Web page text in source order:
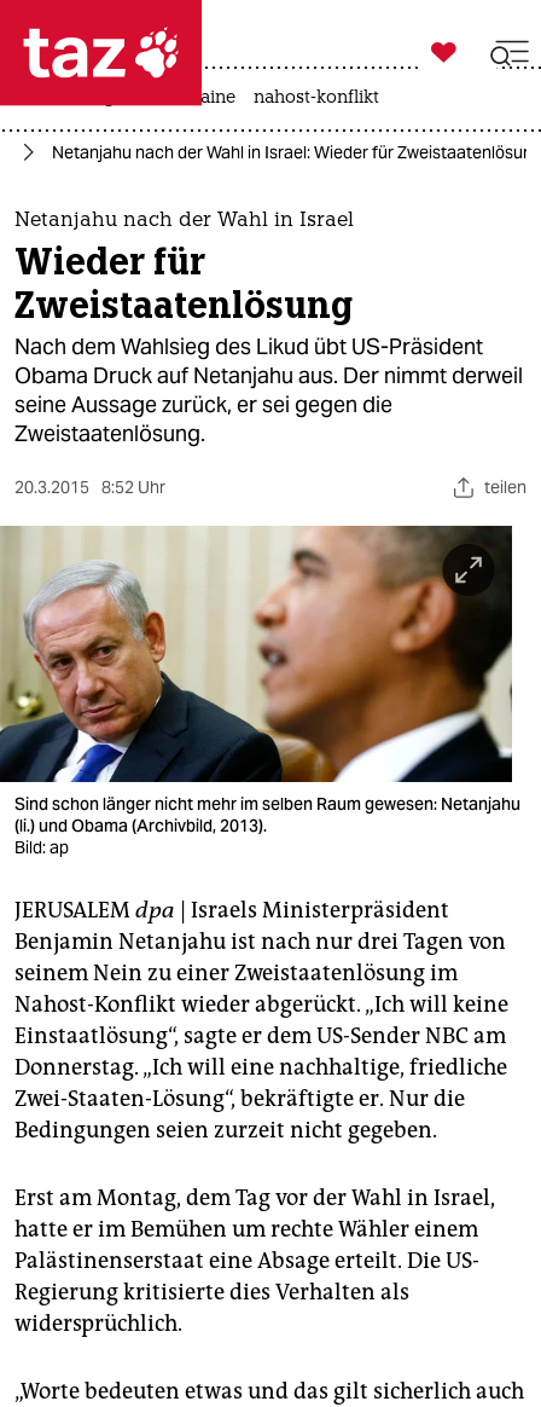
 taz zahl ich
taz zahl ich
themen
politik
öko
gesellschaft
kultur
sport
nord
wahrheit
verlag
verlag
veranstaltungen
shop
fragen & hilfe
unterstützen
abo
genossenschaft
epaper login

taz zahl ich
krieg in der ukraine nahost-konflikt
Netanjahu nach der Wahl in Israel: Wieder für Zweistaatenlösung
Netanjahu nach der Wahl in Israel
Wieder für
Zweistaatenlösung
Nach dem Wahlsieg des Likud übt US-Präsident
Obama Druck auf Netanjahu aus. Der nimmt derweil
seine Aussage zurück, er sei gegen die
Zweistaatenlösung.
20.3.2015 8:52 Uhr teilen
Sind schon länger nicht mehr im selben Raum gewesen: Netanjahu
(li.) und Obama (Archivbild, 2013).
Bild: ap
JERUSALEMdpa | Israels Ministerpräsident
Benjamin Netanjahu ist nach nur drei Tagen von
seinem Nein zu einer Zweistaatenlösung im
Nahost-Konflikt wieder abgerückt. „Ich will keine
Einstaatlösung“, sagte er dem US-Sender NBC am
Donnerstag. „Ich will eine nachhaltige, friedliche
Zwei-Staaten-Lösung“, bekräftigte er. Nur die
Bedingungen seien zurzeit nicht gegeben.
Erst am Montag, dem Tag vor der Wahl in Israel,
hatte er im Bemühen um rechte Wähler einem
Palästinenserstaat eine Absage erteilt. Die US-
Regierung kritisierte dies Verhalten als
widersprüchlich.
„Worte bedeuten etwas und das gilt sicherlich auch